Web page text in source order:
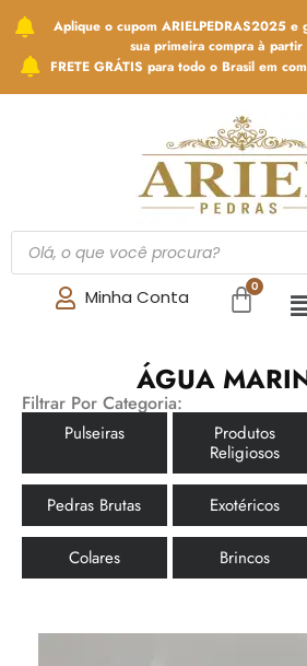
Aplique o cupom ARIELPEDRAS2025 e
sua primeira compra à
FRETE GRÁTIS para todo o Brasil em
Minha Conta
ÁGUA
Filtrar Por Categoria:
Pulseiras
Produtos
Religiosos
Pedras Brutas Exotéricos
Colares Brincos